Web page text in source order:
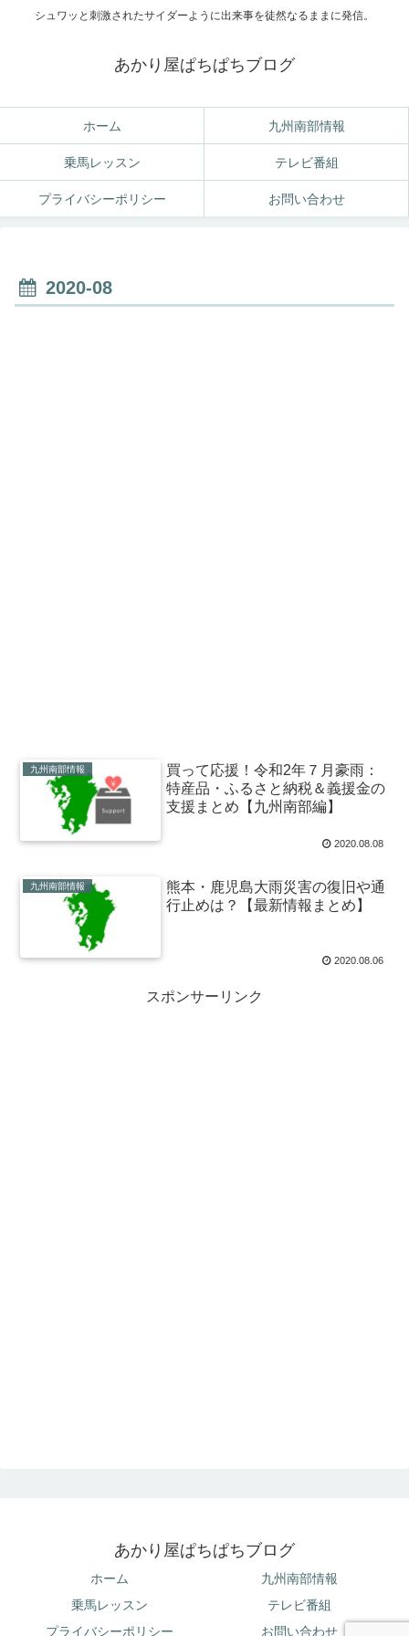
シュワッと刺激されたサイダーように出来事を徒然なるままに発信。
あかり屋ぱちぱちブログ
ホーム 九州南部情報
乗馬レッスン テレビ番組
プライバシーポリシー お問い合わせ
2020-08
九州南部情報
買って応援！令和2年７月豪雨：
特産品・ふるさと納税＆義援金の
支援まとめ【九州南部編】
2020.08.08
九州南部情報
熊本・鹿児島大雨災害の復旧や通
行止めは？【最新情報まとめ】
2020.08.06
スポンサーリンク
あかり屋ぱちぱちブログ
ホーム
九州南部情報
乗馬レッスン
テレビ番組
プライバシーポリシー
お問い合わせ